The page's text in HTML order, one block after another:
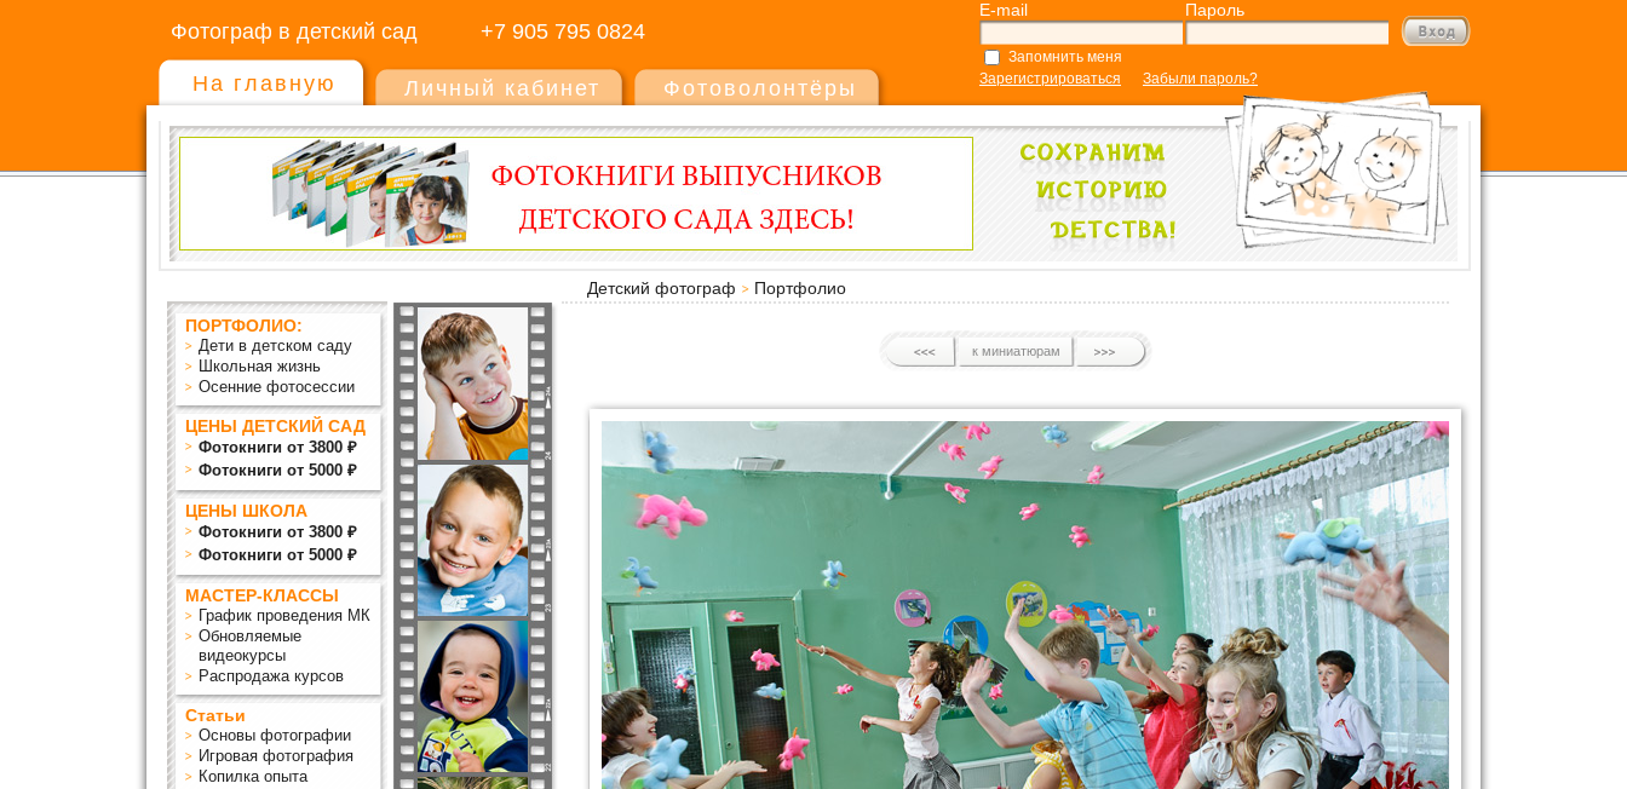
Фотограф в детский сад +7 905 795 0824
E-mail Пароль
Запомнить меня
Зарегистрироваться
Забыли пароль?
На главную Личный кабинет Фотоволонтёры
Детский фотограф
Портфолио
ПОРТФОЛИО:
Дети в детском саду
Школьная жизнь
Осенние фотосессии
ЦЕНЫ ДЕТСКИЙ САД
Фотокниги от 3800 ₽
Фотокниги от 5000 ₽
ЦЕНЫ ШКОЛА
Фотокниги от 3800 ₽
Фотокниги от 5000 ₽
МАСТЕР-КЛАССЫ
График проведения МК
Обновляемые
видеокурсы
Распродажа курсов
Статьи
Основы фотографии
Игровая фотография
Копилка опыта
к миниатюрам